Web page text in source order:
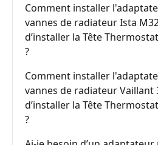
Comment installer
vannes de radiateur Ista
d’installer la Tête
?
Comment installer
vannes de radiateur Vaillant
d’installer la Tête
?